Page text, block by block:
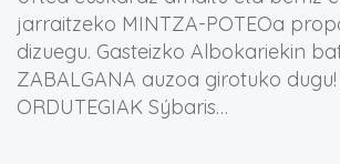
jarraitzeko MINTZA-POTEOa
dizuegu. Gasteizko Albokariekin
ZABALGANA auzoa girotuko dugu!
ORDUTEGIAK Sýbaris…